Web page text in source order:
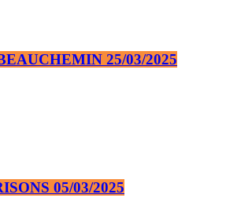
25/03/2025
05/03/2025